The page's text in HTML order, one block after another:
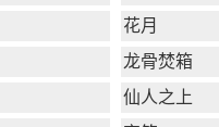
花月
龙骨焚箱
仙人之上